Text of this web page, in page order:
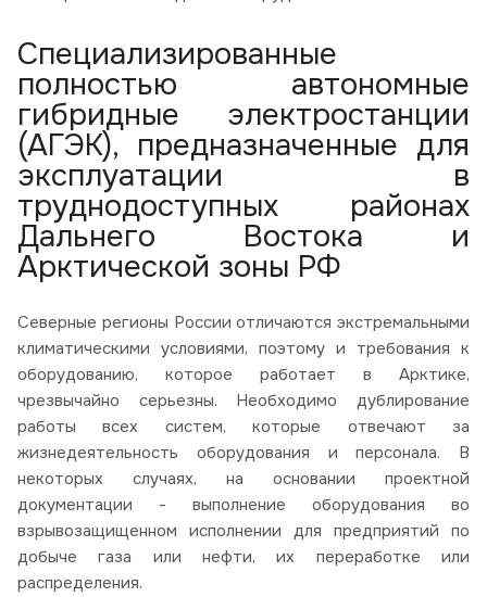
Специализированные
полностью автономные
гибридные электростанции
(АГЭК), предназначенные для
эксплуатации в
труднодоступных районах
Дальнего Востока и
Арктической зоны РФ
Северные регионы России отличаются экстремальными
климатическими условиями, поэтому и требования к
оборудованию, которое работает в Арктике,
чрезвычайно серьезны. Необходимо дублирование
работы всех систем, которые отвечают за
жизнедеятельность оборудования и персонала. В
некоторых случаях, на основании проектной
документации - выполнение оборудования во
взрывозащищенном исполнении для предприятий по
добыче газа или нефти, их переработке или
распределения.